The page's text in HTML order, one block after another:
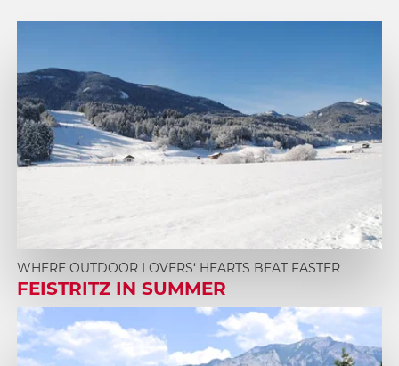
1
2
3
4
WHERE OUTDOOR LOVERS‘ HEARTS BEAT FASTER
FEISTRITZ IN SUMMER